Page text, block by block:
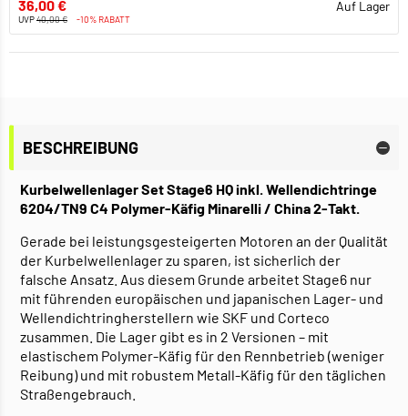
36,00 € Auf Lager
UVP40,00 € -10% RABATT
BESCHREIBUNG
Kurbelwellenlager Set Stage6 HQ inkl. Wellendichtringe
6204/TN9 C4 Polymer-Käfig Minarelli / China 2-Takt.
Gerade bei leistungsgesteigerten Motoren an der Qualität
der Kurbelwellenlager zu sparen, ist sicherlich der
falsche Ansatz. Aus diesem Grunde arbeitet Stage6 nur
mit führenden europäischen und japanischen Lager- und
Wellendichtringherstellern wie SKF und Corteco
zusammen. Die Lager gibt es in 2 Versionen – mit
elastischem Polymer-Käfig für den Rennbetrieb (weniger
Reibung) und mit robustem Metall-Käfig für den täglichen
Straßengebrauch.